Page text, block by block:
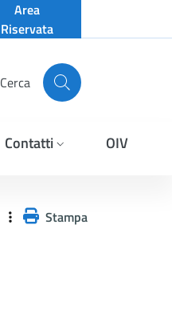
Area
Riservata
Cerca
Contatti OIV
Stampa